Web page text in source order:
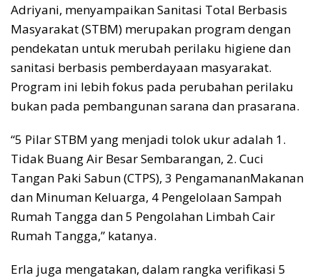
Adriyani, menyampaikan Sanitasi Total Berbasis
Masyarakat (STBM) merupakan program dengan
pendekatan untuk merubah perilaku higiene dan
sanitasi berbasis pemberdayaan masyarakat.
Program ini lebih fokus pada perubahan perilaku
bukan pada pembangunan sarana dan prasarana.
“5 Pilar STBM yang menjadi tolok ukur adalah 1.
Tidak Buang Air Besar Sembarangan, 2. Cuci
Tangan Paki Sabun (CTPS), 3 PengamananMakanan
dan Minuman Keluarga, 4 Pengelolaan Sampah
Rumah Tangga dan 5 Pengolahan Limbah Cair
Rumah Tangga,” katanya.
Erla juga mengatakan, dalam rangka verifikasi 5